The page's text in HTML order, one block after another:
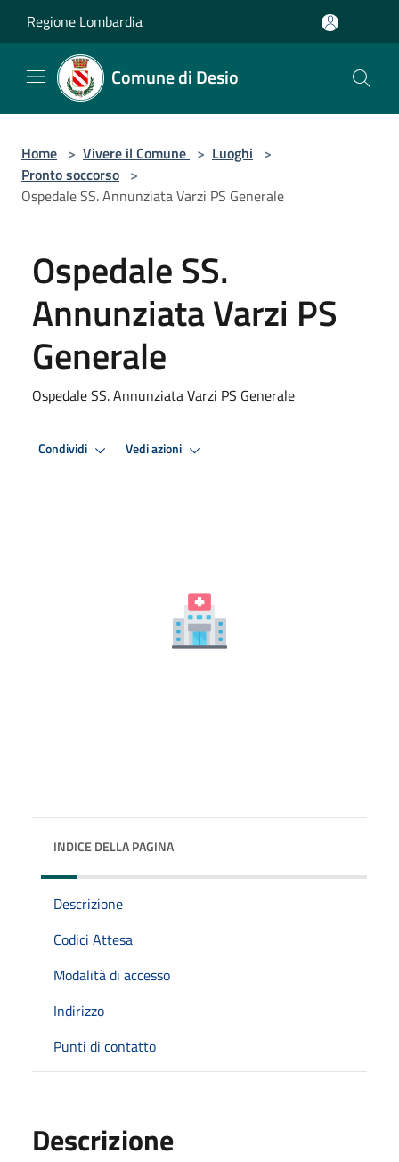
Regione Lombardia
Comune di Desio
Home > Vivere il Comune > Luoghi >
Pronto soccorso >
Ospedale SS. Annunziata Varzi PS Generale
Ospedale SS.
Annunziata Varzi PS
Generale
Ospedale SS. Annunziata Varzi PS Generale
Condividi Vedi azioni
INDICE DELLA PAGINA
Descrizione
Codici Attesa
Modalità di accesso
Indirizzo
Punti di contatto
Descrizione